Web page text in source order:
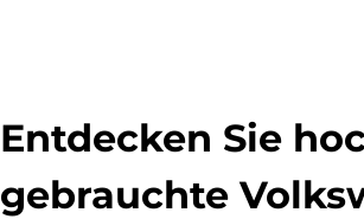
Entdecken Sie
gebrauchte